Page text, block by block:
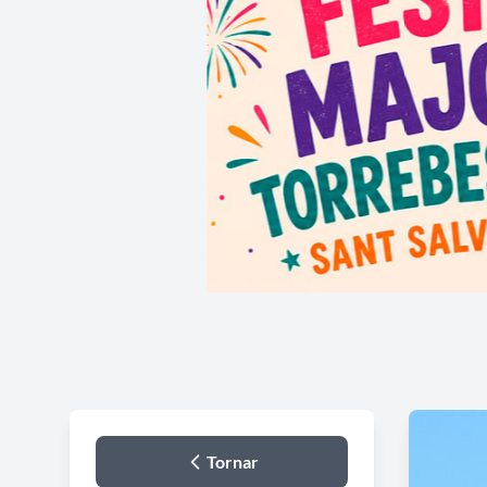
Tornar